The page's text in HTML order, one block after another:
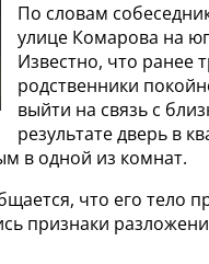
По словам
улице Комарова на
Известно, что ранее
родственники
выйти на связь с
результате дверь в
в одной из комнат.
что его тело
признаки